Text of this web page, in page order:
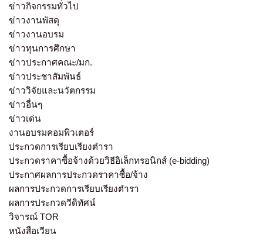
ข่าวกิจกรรมทั่วไป
ข่าวงานพัสดุ
ข่าวงานอบรม
ข่าวทุนการศึกษา
ข่าวประกาศคณะ/มก.
ข่าวประชาสัมพันธ์
ข่าววิจัยและนวัตกรรม
ข่าวอื่นๆ
ข่าวเด่น
งานอบรมคอมพิวเตอร์
ประกวดการเรียบเรียงตำรา
ประกวดราคาซื้อจ้างด้วยวิธีอิเล็กทรอนิกส์ (e-bidding)
ประกาศผลการประกวดราคาซื้อ/จ้าง
ผลการประกวดการเรียบเรียงตำรา
ผลการประกวดวีดิทัศน์
วิจารณ์ TOR
หนังสือเวียน